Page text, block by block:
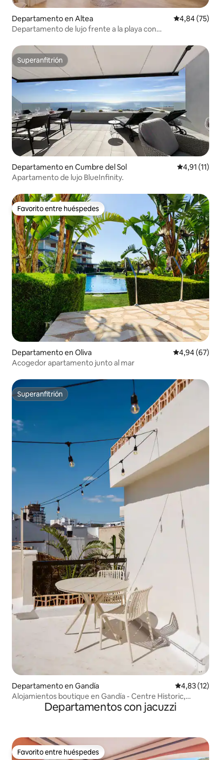
Departamento en Altea Calificación
4,84 (75)
Departamento de lujo frente a la playa con
Superanfitrión
Superanfitrión
Departamento en Cumbre del Sol Calificación
4,91 (11)
Apartamento de lujo BlueInfinity.
Favorito entre huéspedes
Favorito entre huéspedes
Departamento en Oliva Calificación
4,94 (67)
Acogedor apartamento junto al mar
Superanfitrión
Superanfitrión
Departamento en Gandía Calificación
4,83 (12)
Alojamientos boutique en Gandía - Centre Historic,
Departamentos con jacuzzi
Favorito entre huéspedes
Favorito entre huéspedes